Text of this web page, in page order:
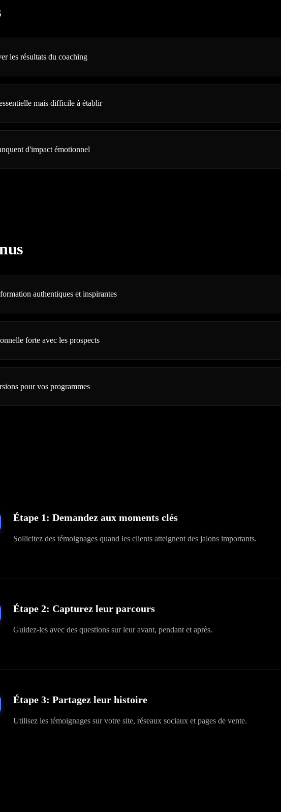
les résultats du coaching
mais difficile à établir
d'impact émotionnel
authentiques et inspirantes
forte avec les prospects
pour vos programmes
Étape 1: Demandez aux moments clés
Sollicitez des témoignages quand les clients atteignent des jalons importants.
Étape 2: Capturez leur parcours
Guidez-les avec des questions sur leur avant, pendant et après.
Étape 3: Partagez leur histoire
Utilisez les témoignages sur votre site, réseaux sociaux et pages de vente.